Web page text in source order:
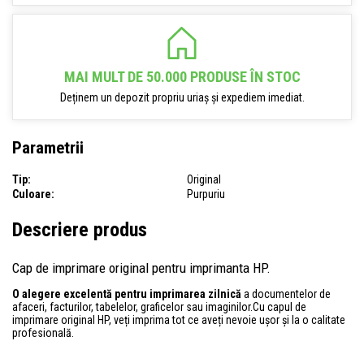
MAI MULT DE 50.000 PRODUSE ÎN STOC
Deținem un depozit propriu uriaș și expediem imediat.
Parametrii
Tip:
Original
Culoare:
Purpuriu
Descriere produs
Cap de imprimare original pentru imprimanta HP.
O alegere excelentă pentru imprimarea zilnică a documentelor de
afaceri, facturilor, tabelelor, graficelor sau imaginilor.Cu capul de
imprimare original HP, veți imprima tot ce aveți nevoie ușor și la o calitate
profesională.